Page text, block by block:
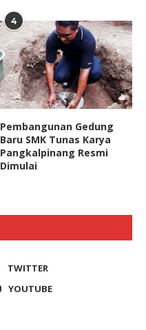
4
Pembangunan Gedung
Baru SMK Tunas Karya
Pangkalpinang Resmi
Dimulai
TWITTER
YOUTUBE